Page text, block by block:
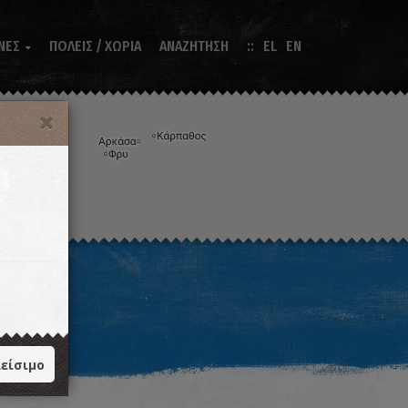
 ΠΟΛΕΙΣ / ΧΩΡΙΑ ΑΝΑΖΗΤΗΣΗ EL EN
Η εικόνα ενδέχεται να υπόκειται σε πνευματικά δικαιώματα